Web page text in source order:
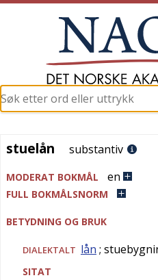
stuelån
stuelån substantiv
MODERAT BOKMÅL en
FULL BOKMÅLSNORM
BETYDNING OG BRUK
DIALEKTALT lån ;
SITAT